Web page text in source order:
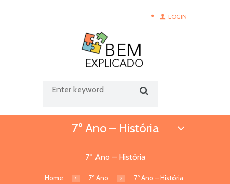
LOGIN
7º Ano – História
7º Ano – História
Home 7º Ano 7º Ano – História